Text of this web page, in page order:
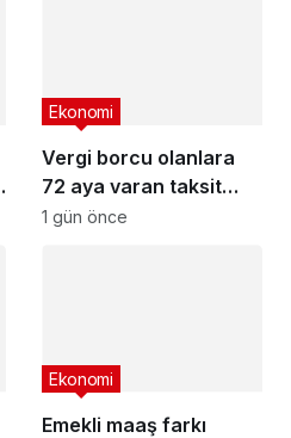
Vergi borcu olanlara
72 aya varan taksit
fırsatı
Ekonomi
1 gün önce
Emekli maaş farkı
Ekonomi